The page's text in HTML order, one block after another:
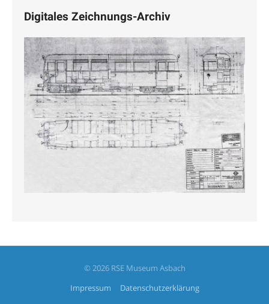
Digitales Zeichnungs-Archiv
© 2026 RSE Museum Asbach
Impressum
Datenschutzerklärung